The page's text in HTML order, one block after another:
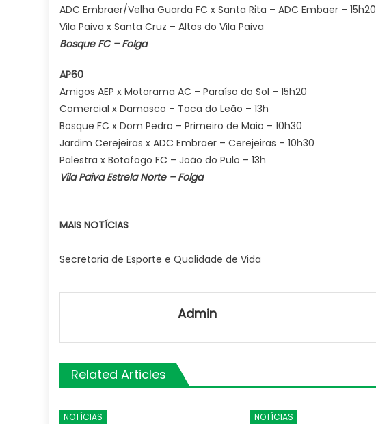
ADC Embraer/Velha Guarda FC x Santa Rita – ADC Embaer – 15h20
Vila Paiva x Santa Cruz – Altos do Vila Paiva
Bosque FC – Folga
AP60
Amigos AEP x Motorama AC – Paraíso do Sol – 15h20
Comercial x Damasco – Toca do Leão – 13h
Bosque FC x Dom Pedro – Primeiro de Maio – 10h30
Jardim Cerejeiras x ADC Embraer – Cerejeiras – 10h30
Palestra x Botafogo FC – João do Pulo – 13h
Vila Paiva Estrela Norte – Folga
MAIS NOTÍCIAS
Secretaria de Esporte e Qualidade de Vida
Admin
Related Articles
NOTÍCIAS NOTÍCIAS